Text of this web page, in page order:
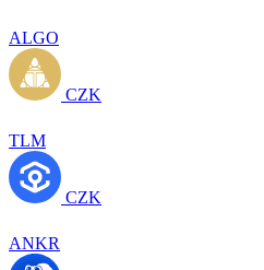
ALGO
CZK
TLM
CZK
ANKR